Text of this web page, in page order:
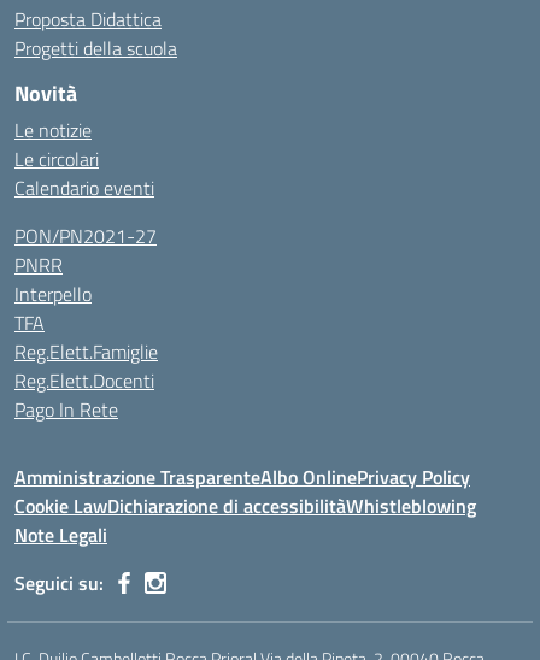
Proposta Didattica
Progetti della scuola
Novità
Le notizie
Le circolari
Calendario eventi
PON/PN2021-27
PNRR
Interpello
TFA
Reg.Elett.Famiglie
Reg.Elett.Docenti
Pago In Rete
Amministrazione TrasparenteAlbo OnlinePrivacy Policy
Cookie LawDichiarazione di accessibilitàWhistleblowing
Note Legali
Seguici su: